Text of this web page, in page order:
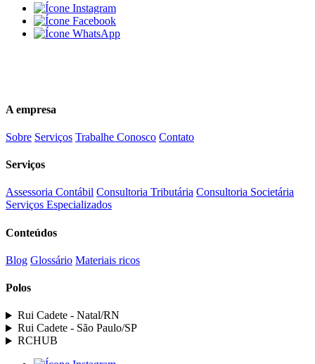
A empresa
Sobre Serviços Trabalhe Conosco Contato
Serviços
Assessoria Contábil Consultoria Tributária Consultoria Societária
Serviços Especializados
Conteúdos
Blog Glossário Materiais ricos
Polos
Rui Cadete - Natal/RN
Rui Cadete - São Paulo/SP
RCHUB